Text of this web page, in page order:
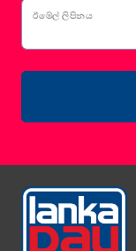
ඊමේල් ලිපිනය